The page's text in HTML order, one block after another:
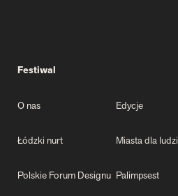
Festiwal
O nas Edycje
Łódzki nurt Miasta dla ludzi
Polskie Forum Designu Palimpsest